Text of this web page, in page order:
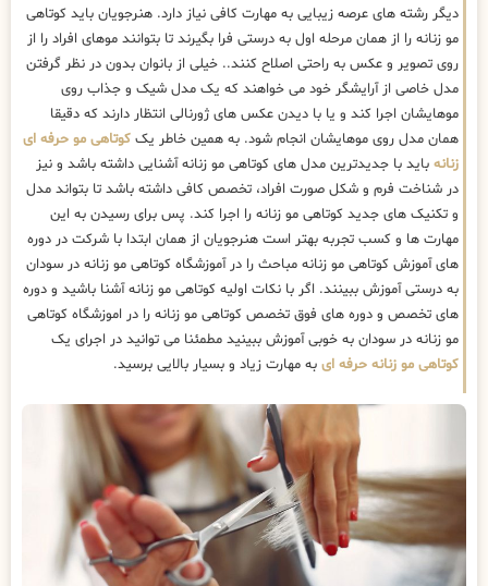
دیگر رشته های عرصه زیبایی به مهارت کافی نیاز دارد. هنرجویان باید کوتاهی
مو زنانه را از همان مرحله اول به درستی فرا بگیرند تا بتوانند موهای افراد را از
روی تصویر و عکس به راحتی اصلاح کنند.. خیلی از بانوان بدون در نظر گرفتن
مدل خاصی از آرایشگر خود می خواهند که یک مدل شیک و جذاب روی
موهایشان اجرا کند و یا با دیدن عکس های ژورنالی انتظار دارند که دقیقا
همان مدل روی موهایشان انجام شود. به همین خاطر یک کوتاهی مو حرفه ای
زنانه باید با جدیدترین مدل های کوتاهی مو زنانه آشنایی داشته باشد و نیز
در شناخت فرم و شکل صورت افراد، تخصص کافی داشته باشد تا بتواند مدل
و تکنیک های جدید کوتاهی مو زنانه را اجرا کند. پس برای رسیدن به این
مهارت ها و کسب تجربه بهتر است هنرجویان از همان ابتدا با شرکت در دوره
های آموزش کوتاهی مو زنانه مباحث را در آموزشگاه کوتاهی مو زنانه در سودان
به درستی آموزش ببینند. اگر با نکات اولیه کوتاهی مو زنانه آشنا باشید و دوره
های تخصص و دوره های فوق تخصص کوتاهی مو زنانه را در اموزشگاه کوتاهی
مو زنانه در سودان به خوبی آموزش ببینید مطمئنا می توانید در اجرای یک
کوتاهی مو زنانه حرفه ای به مهارت زیاد و بسیار بالایی برسید.